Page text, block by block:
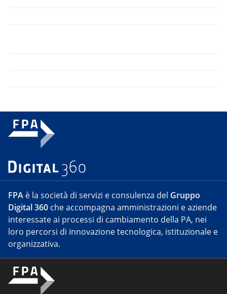
FPA è la società di servizi e consulenza del Gruppo
Digital 360 che accompagna amministrazioni e aziende
interessate ai processi di cambiamento della PA, nei
loro percorsi di innovazione tecnologica, istituzionale e
organizzativa.